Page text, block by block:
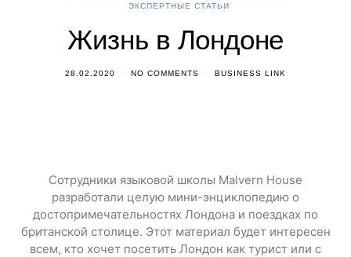
ЭКСПЕРТНЫЕ СТАТЬИ
Жизнь в Лондоне
28.02.2020 NO COMMENTS BUSINESS LINK
Сотрудники языковой школы Malvern House
разработали целую мини-энциклопедию о
достопримечательностях Лондона и поездках по
британской столице. Этот материал будет интересен
всем, кто хочет посетить Лондон как турист или с